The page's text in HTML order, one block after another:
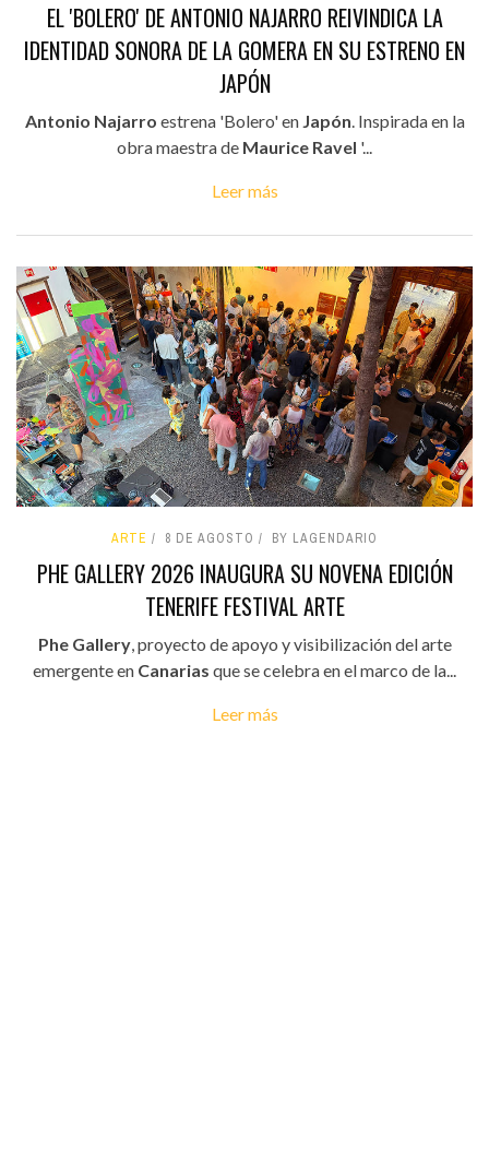
EL 'BOLERO' DE ANTONIO NAJARRO REIVINDICA LA
IDENTIDAD SONORA DE LA GOMERA EN SU ESTRENO EN
JAPÓN
Antonio Najarro estrena 'Bolero' en Japón. Inspirada en la
obra maestra de Maurice Ravel '...
Leer más
ARTE 8 DE AGOSTO BY LAGENDARIO
PHE GALLERY 2026 INAUGURA SU NOVENA EDICIÓN
TENERIFE FESTIVAL ARTE
Phe Gallery, proyecto de apoyo y visibilización del arte
emergente en Canarias que se celebra en el marco de la...
Leer más